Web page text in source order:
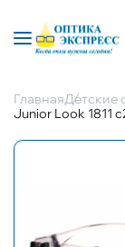
ГлавнаяДетские
Junior Look 1811